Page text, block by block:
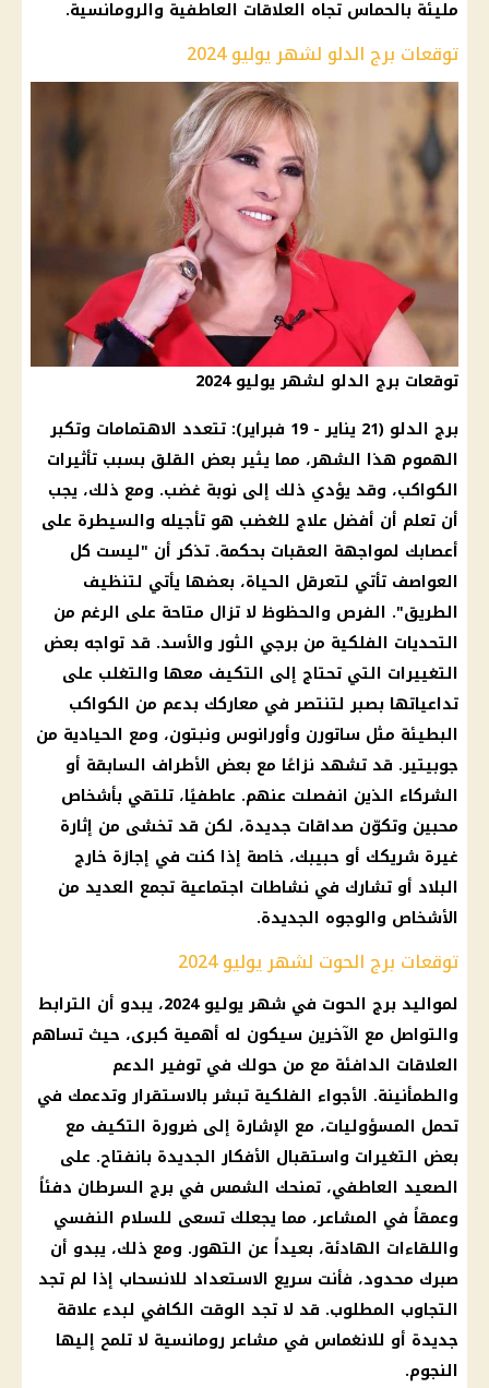
مليئة بالحماس تجاه العلاقات العاطفية والرومانسية.
توقعات برج الدلو لشهر يوليو 2024
توقعات برج الدلو لشهر يوليو 2024
برج الدلو (21 يناير - 19 فبراير): تتعدد الاهتمامات وتكبر
الهموم هذا الشهر، مما يثير بعض القلق بسبب تأثيرات
الكواكب، وقد يؤدي ذلك إلى نوبة غضب. ومع ذلك، يجب
أن تعلم أن أفضل علاج للغضب هو تأجيله والسيطرة على
أعصابك لمواجهة العقبات بحكمة. تذكر أن "ليست كل
العواصف تأتي لتعرقل الحياة، بعضها يأتي لتنظيف
الطريق". الفرص والحظوظ لا تزال متاحة على الرغم من
التحديات الفلكية من برجي الثور والأسد. قد تواجه بعض
التغييرات التي تحتاج إلى التكيف معها والتغلب على
تداعياتها بصبر لتنتصر في معاركك بدعم من الكواكب
البطيئة مثل ساتورن وأورانوس ونبتون، ومع الحيادية من
جوبيتير. قد تشهد نزاعًا مع بعض الأطراف السابقة أو
الشركاء الذين انفصلت عنهم. عاطفيًا، تلتقي بأشخاص
محبين وتكوّن صداقات جديدة، لكن قد تخشى من إثارة
غيرة شريكك أو حبيبك، خاصة إذا كنت في إجازة خارج
البلاد أو تشارك في نشاطات اجتماعية تجمع العديد من
الأشخاص والوجوه الجديدة.
توقعات برج الحوت لشهر يوليو 2024
لمواليد برج الحوت في شهر يوليو 2024، يبدو أن الترابط
والتواصل مع الآخرين سيكون له أهمية كبرى، حيث تساهم
العلاقات الدافئة مع من حولك في توفير الدعم
والطمأنينة. الأجواء الفلكية تبشر بالاستقرار وتدعمك في
تحمل المسؤوليات، مع الإشارة إلى ضرورة التكيف مع
بعض التغيرات واستقبال الأفكار الجديدة بانفتاح. على
الصعيد العاطفي، تمنحك الشمس في برج السرطان دفئاً
وعمقاً في المشاعر، مما يجعلك تسعى للسلام النفسي
واللقاءات الهادئة، بعيداً عن التهور. ومع ذلك، يبدو أن
صبرك محدود، فأنت سريع الاستعداد للانسحاب إذا لم تجد
التجاوب المطلوب. قد لا تجد الوقت الكافي لبدء علاقة
جديدة أو للانغماس في مشاعر رومانسية لا تلمح إليها
النجوم.